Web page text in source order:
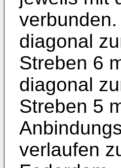
diagonal
Streben 6
diagonal
Streben 5
verlaufen